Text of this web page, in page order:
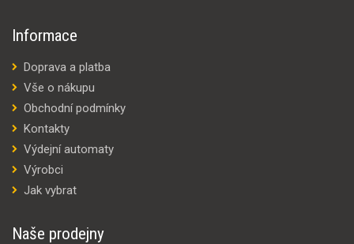
Informace
Doprava a platba
Vše o nákupu
Obchodní podmínky
Kontakty
Výdejní automaty
Výrobci
Jak vybrat
Naše prodejny